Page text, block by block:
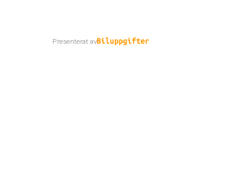
Presenterat av